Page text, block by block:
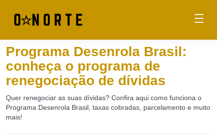
Programa Desenrola Brasil:
conheça o programa de
renegociação de dívidas
Quer renegociar as suas dívidas? Confira aqui como funciona o
Programa Desenrola Brasil, taxas cobradas, parcelamento e muito
mais!